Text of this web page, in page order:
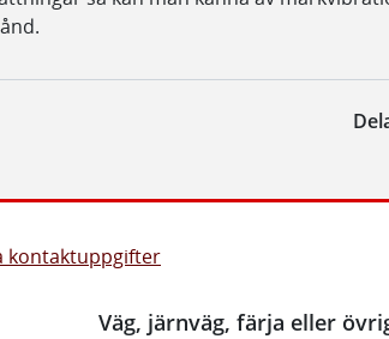
kontaktuppgifter
Väg, järnväg, färja eller